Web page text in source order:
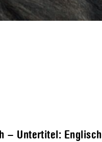
– Untertitel: Englisch